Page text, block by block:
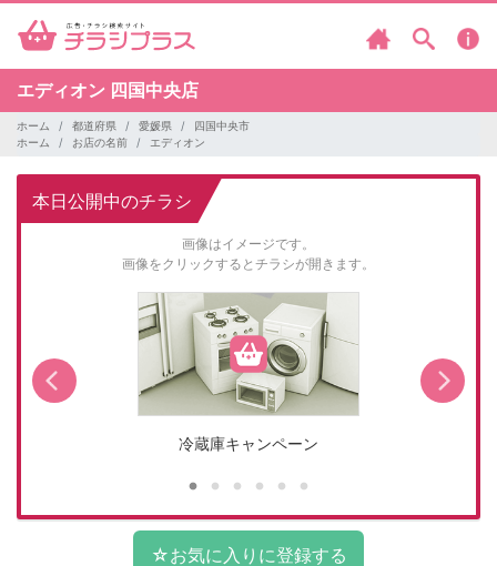
エディオン 四国中央店
ホーム 都道府県 愛媛県
四国中央市
ホーム
お店の名前 エディオン
本日公開中のチラシ
画像はイメージです。
画像をクリックするとチラシが開きます。
冷蔵庫キャンペーン